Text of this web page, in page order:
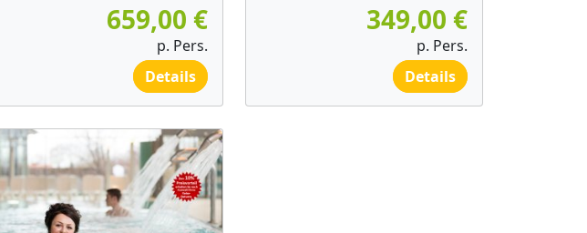
659,00 €
p. Pers.
Details
349,00 €
p. Pers.
Details